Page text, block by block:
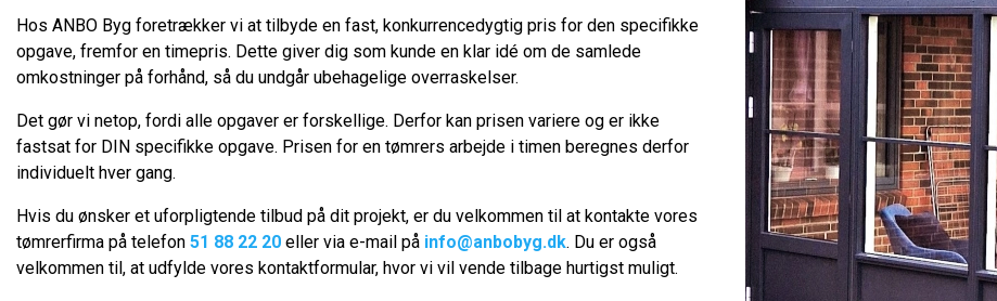
Hos ANBO Byg foretrækker vi at tilbyde en fast, konkurrencedygtig pris for den specifikke
opgave, fremfor en timepris. Dette giver dig som kunde en klar idé om de samlede
omkostninger på forhånd, så du undgår ubehagelige overraskelser.
Det gør vi netop, fordi alle opgaver er forskellige. Derfor kan prisen variere og er ikke
fastsat for DIN specifikke opgave. Prisen for en tømrers arbejde i timen beregnes derfor
individuelt hver gang.
Hvis du ønsker et uforpligtende tilbud på dit projekt, er du velkommen til at kontakte vores
tømrerfirma på telefon 51 88 22 20 eller via e-mail på info@anbobyg.dk. Du er også
velkommen til, at udfylde vores kontaktformular, hvor vi vil vende tilbage hurtigst muligt.